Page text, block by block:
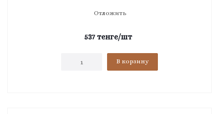
Отложить
537тенге/шт
В корзину